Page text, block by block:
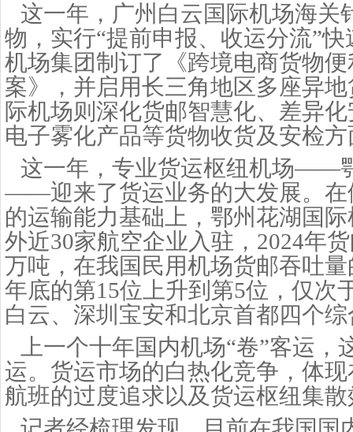
这一年，广州白云国际机场海关
物，实行“提前申报、收运分流”
机场集团制订了《跨境电商货物
案》，并启用长三角地区多座异
际机场则深化货邮智慧化、差异
电子雾化产品等货物收货及安检
这一年，专业货运枢纽机场——
——迎来了货运业务的大发展。在
的运输能力基础上，鄂州花湖国
外近30家航空企业入驻，2024年
万吨，在我国民用机场货邮吞吐
年底的第15位上升到第5位，仅次
白云、深圳宝安和北京首都四个
上一个十年国内机场“卷”客运，
运。货运市场的白热化竞争，体
航班的过度追求以及货运枢纽集